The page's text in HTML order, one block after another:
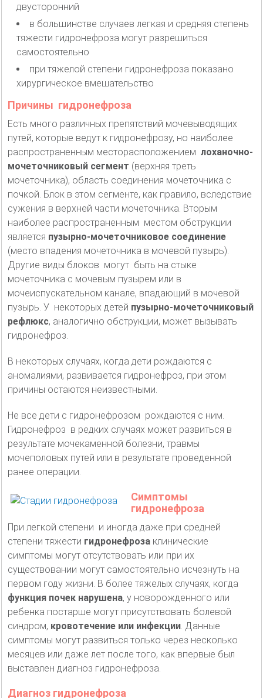
двусторонний
в большинстве случаев легкая и средняя степень
тяжести гидронефроза могут разрешиться
самостоятельно
при тяжелой степени гидронефроза показано
хирургическое вмешательство
Причины гидронефроза
Есть много различных препятствий мочевыводящих
путей, которые ведут к гидронефрозу, но наиболее
распространенным месторасположением лоханочно-
мочеточниковый сегмент (верхняя треть
мочеточника), область соединения мочеточника с
почкой. Блок в этом сегменте, как правило, вследствие
сужения в верхней части мочеточника. Вторым
наиболее распространенным местом обструкции
является пузырно-мочеточниковое соединение
(место впадения мочеточника в мочевой пузырь).
Другие виды блоков могут быть на стыке
мочеточника с мочевым пузырем или в
мочеиспускательном канале, впадающий в мочевой
пузырь. У некоторых детей пузырно-мочеточниковый
рефлюкс, аналогично обструкции, может вызывать
гидронефроз.
В некоторых случаях, когда дети рождаются с
аномалиями, развивается гидронефроз, при этом
причины остаются неизвестными.
Не все дети с гидронефрозом рождаются с ним.
Гидронефроз в редких случаях может развиться в
результате мочекаменной болезни, травмы
мочеполовых путей или в результате проведенной
ранее операции.
Симптомы
гидронефроза
При легкой степени и иногда даже при средней
степени тяжести гидронефроза клинические
симптомы могут отсутствовать или при их
существовании могут самостоятельно исчезнуть на
первом году жизни. В более тяжелых случаях, когда
функция почек нарушена, у новорожденного или
ребенка постарше могут присутствовать болевой
синдром, кровотечение или инфекции. Данные
симптомы могут развиться только через несколько
месяцев или даже лет после того, как впервые был
выставлен диагноз гидронефроза.
Диагноз гидронефроза